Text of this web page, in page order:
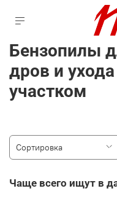
Бензопилы
дров и
участком
Чаще всего ищут в